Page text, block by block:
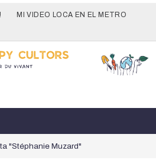
MI VIDEO LOCA EN EL METRO
"Stéphanie Muzard"